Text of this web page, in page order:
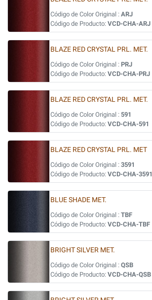
Código de Color Original : ARJ
Código de Producto: VCD-CHA-ARJ
BLAZE RED CRYSTAL PRL. MET.
Código de Color Original : PRJ
Código de Producto: VCD-CHA-PRJ
BLAZE RED CRYSTAL PRL. MET.
Código de Color Original : 591
Código de Producto: VCD-CHA-591
BLAZE RED CRYSTAL PRL. MET
Código de Color Original : 3591
Código de Producto: VCD-CHA-3591
BLUE SHADE MET.
Código de Color Original : TBF
Código de Producto: VCD-CHA-TBF
BRIGHT SILVER MET.
Código de Color Original : QSB
Código de Producto: VCD-CHA-QSB